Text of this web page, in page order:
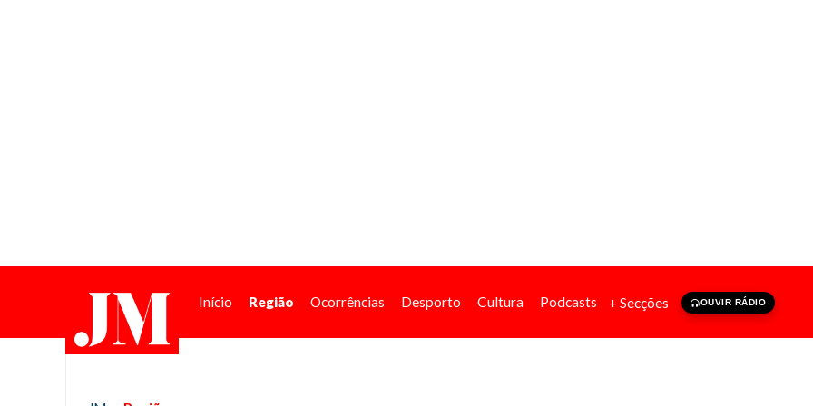
Início Região Ocorrências Desporto Cultura Podcasts + Secções OUVIR RÁDIO